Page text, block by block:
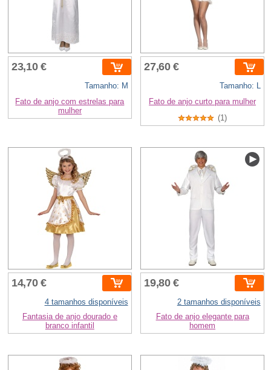
23,10 €
Tamanho: M
Fato de anjo com estrelas para
mulher
27,60 €
Tamanho: L
Fato de anjo curto para mulher
(1)
14,70 €
4 tamanhos disponíveis
Fantasia de anjo dourado e
branco infantil
19,80 €
2 tamanhos disponíveis
Fato de anjo elegante para
homem